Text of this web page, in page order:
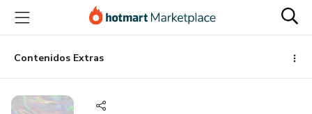
principal
página
de
página
Contenidos Extras